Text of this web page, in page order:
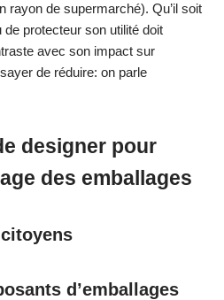
rayon de supermarché). Qu’il soit
protecteur son utilité doit
avec son impact sur
de réduire: on parle
designer pour
des emballages
d’emballages